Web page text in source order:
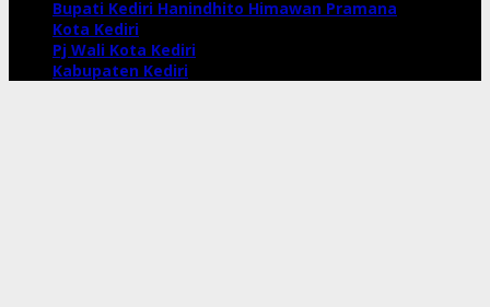
Bupati Kediri Hanindhito Himawan Pramana
Kota Kediri
Pj Wali Kota Kediri
Kabupaten Kediri